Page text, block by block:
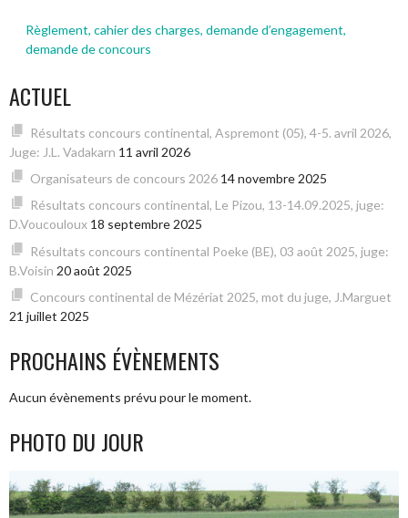
Règlement, cahier des charges, demande d’engagement,
demande de concours
ACTUEL
Résultats concours continental, Aspremont (05), 4-5. avril 2026,
Juge: J.L. Vadakarn 11 avril 2026
Organisateurs de concours 2026 14 novembre 2025
Résultats concours continental, Le Pizou, 13-14.09.2025, juge:
D.Voucouloux 18 septembre 2025
Résultats concours continental Poeke (BE), 03 août 2025, juge:
B.Voisin 20 août 2025
Concours continental de Mézériat 2025, mot du juge, J.Marguet
21 juillet 2025
PROCHAINS ÉVÈNEMENTS
Aucun évènements prévu pour le moment.
PHOTO DU JOUR